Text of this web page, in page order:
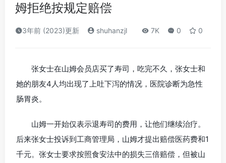
姆拒绝按规定赔偿
3年前 (2023)更新 shuhanzjl 7K 0 0
张女士在山姆会员店买了寿司，吃完不久，张女士和
她的朋友4人均出现了上吐下泻的情况，医院诊断为急性
肠胃炎。
山姆一开始仅表示退寿司的费用，让他们继续治疗。
后来张女士投诉到工商管理局，山姆才提出赔偿医药费和1
千元。张女士要求按照食安法中的损失三倍赔偿，但被山